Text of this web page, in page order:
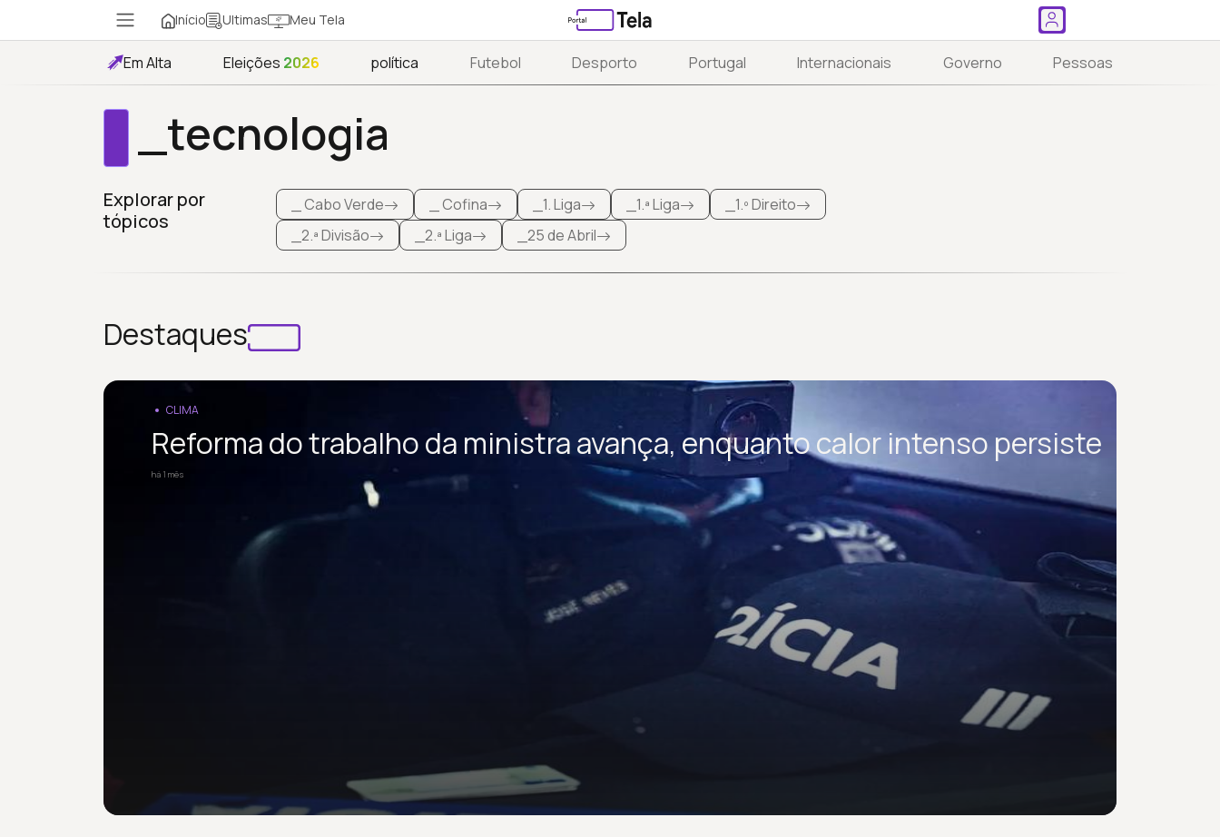
Início Ultimas Meu Tela
Em Alta Eleições 2026 política Futebol Desporto Portugal Internacionais Governo Pessoas
_tecnologia
Explorar por
tópicos
_ Cabo Verde _ Cofina _1. Liga _1.ª Liga
_1.º Direito
_2.ª Divisão
_2.ª Liga _25 de Abril
Destaques
CLIMA
Reforma do trabalho da ministra avança, enquanto calor intenso persiste
há 1 mês